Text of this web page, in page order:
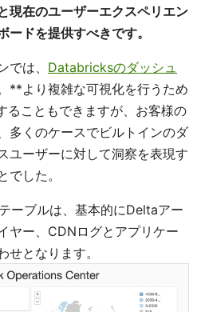
現在のユーザーエクスペリエン
ードを提供すべきです。
は、 Databricksのダッシュ
**より複雑な可視化を行うため
ることもできますが、お客様の
多くのケースでビルトインのダ
ユーザーに対して洞察を表現す
でした。
ーブルは、基本的にDeltaアー
ヤー、CDNログとアプリケー
せとなります。